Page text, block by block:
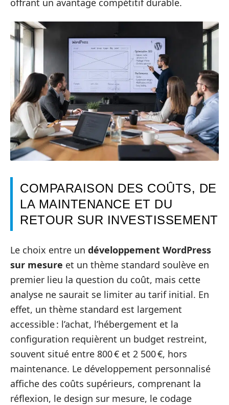
COMPARAISON DES COÛTS, DE
LA MAINTENANCE ET DU
RETOUR SUR INVESTISSEMENT
Le choix entre un développement WordPress
sur mesure et un thème standard soulève en
premier lieu la question du coût, mais cette
analyse ne saurait se limiter au tarif initial. En
effet, un thème standard est largement
accessible : l’achat, l’hébergement et la
configuration requièrent un budget restreint,
souvent situé entre 800 € et 2 500 €, hors
maintenance. Le développement personnalisé
affiche des coûts supérieurs, comprenant la
réflexion, le design sur mesure, le codage